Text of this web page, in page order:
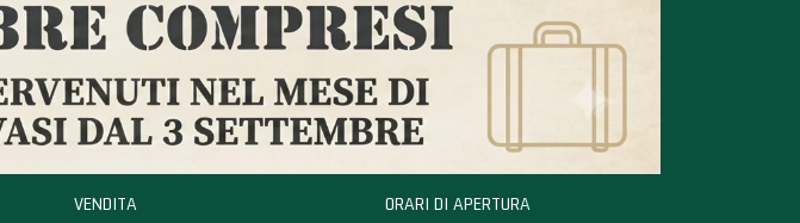
VENDITA ORARI DI APERTURA